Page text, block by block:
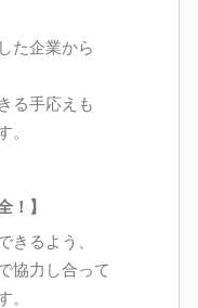
た企業から
る手応えも
。
！】
きるよう、
協力し合って
。